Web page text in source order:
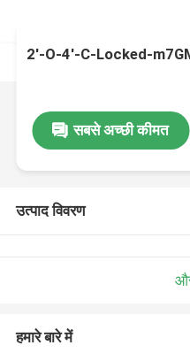
2'-O-4'-C-Locked-
सबसे अच्छी कीमत
उत्पाद विवरण
हमारे बारे में